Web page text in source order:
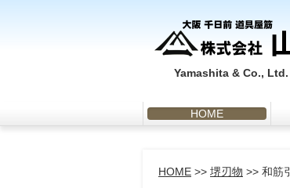
Yamashita & Co., Ltd.
HOME
HOME >> 堺刃物 >> 和筋引